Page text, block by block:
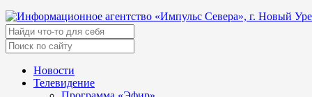
Новости
Телевидение